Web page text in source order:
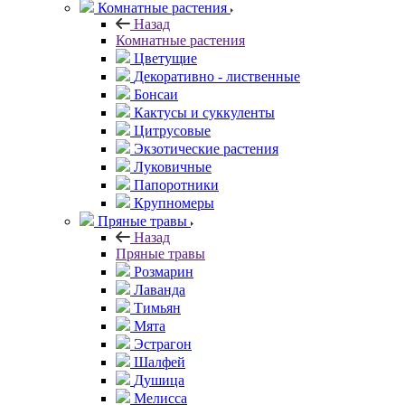
Комнатные растения
Назад
Комнатные растения
Цветущие
Декоративно - лиственные
Бонсаи
Кактусы и суккуленты
Цитрусовые
Экзотические растения
Луковичные
Папоротники
Крупномеры
Пряные травы
Назад
Пряные травы
Розмарин
Лаванда
Тимьян
Мята
Эстрагон
Шалфей
Душица
Мелисса